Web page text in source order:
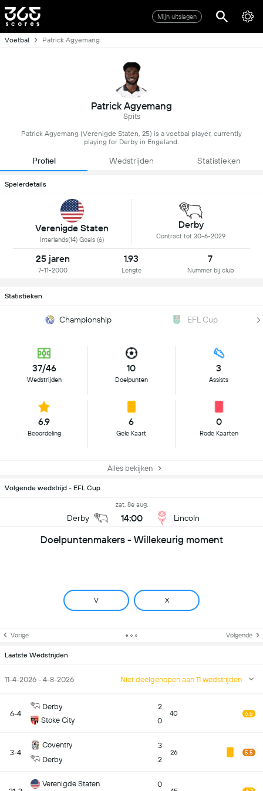
Mijn uitslagen
Voetbal Patrick Agyemang
Patrick Agyemang
Spits
Patrick Agyemang (Verenigde Staten, 25) is a voetbal player, currently
playing for Derby in Engeland.
Profiel Wedstrijden Statistieken
Spelerdetails
Verenigde Staten
Interlands(14) Goals (6)
Derby
Contract tot 30-6-2029
25 jaren
7-11-2000
1.93
Lengte
7
Nummer bij club
Statistieken
Championship EFL Cup
37/46
Wedstrijden
10
Doelpunten
3
Assists
6.9
Beoordeling
6
Gele Kaart
0
Rode Kaarten
Alles bekijken
Volgende wedstrijd - EFL Cup
Derby
zat, 8e aug.
14:00 Lincoln
Doelpuntenmakers - Willekeurig moment
V X
Vorige Volgende
Laatste Wedstrijden
11-4-2026 - 4-8-2026 Niet deelgenopen aan 11 wedstrijden
6-4
Derby
Stoke City
2
0
40 6.6
3-4
Coventry
Derby
3
2
26 5.5
Verenigde Staten
0